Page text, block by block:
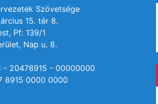
Szövetsége
15. tér 8.
Pf: 139/1
Nap u. 8.
- 20478915 - 00000000
8915 0000 0000